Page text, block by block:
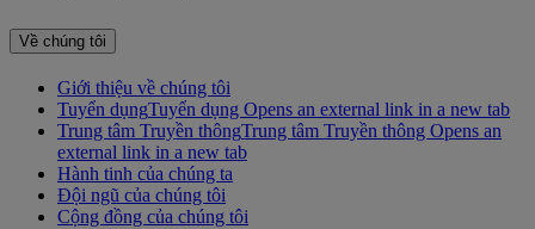
Về chúng tôi
Giới thiệu về chúng tôi
Tuyển dụngTuyển dụng Opens an external link in a new tab
Trung tâm Truyền thôngTrung tâm Truyền thông Opens an
external link in a new tab
Hành tinh của chúng ta
Đội ngũ của chúng tôi
Cộng đồng của chúng tôi